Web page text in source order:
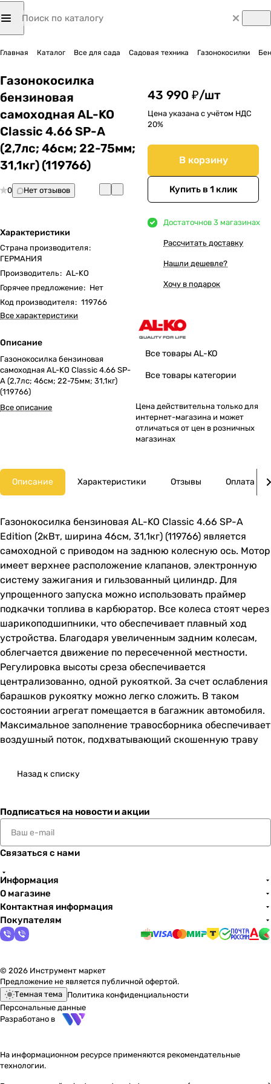
Главная Каталог Все для сада Садовая техника Газонокосилки
Газонокосилка
бензиновая
самоходная AL-KO
Classic 4.66 SP-A
(2,7лс; 46cм; 22-75мм;
31,1кг) (119766)
0 Нет отзывов
Характеристики
Страна производителя:
ГЕРМАНИЯ
Производитель: AL-KO
Горячее предложение: Нет
Код производителя: 119766
Все характеристики
Описание
Газонокосилка бензиновая
самоходная AL-KO Classic 4.66 SP-
A (2,7лс; 46cм; 22-75мм; 31,1кг)
(119766)
Все описание
43 990 ₽/шт
Цена указана с учётом НДС
20%
В корзину
Купить в 1 клик
Достаточнов 3 магазинах
Рассчитать доставку
Нашли дешевле?
Хочу в подарок
Все товары AL-KO
Все товары категории
Цена действительна только для
интернет-магазина и может
отличаться от цен в розничных
магазинах
Описание Характеристики Отзывы Оплата
Газонокосилка бензиновая AL-KO Classic 4.66 SP-A
Edition (2кВт, ширина 46см, 31,1кг) (119766) является
самоходной с приводом на заднюю колесную ось. Мотор
имеет верхнее расположение клапанов, электронную
систему зажигания и гильзованный цилиндр. Для
упрощенного запуска можно использовать праймер
подкачки топлива в карбюратор. Все колеса стоят через
шарикоподшипники, что обеспечивает плавный ход
устройства. Благодаря увеличенным задним колесам,
облегчается движение по пересеченной местности.
Регулировка высоты среза обеспечивается
централизованно, одной рукояткой. За счет ослабления
барашков рукоятку можно легко сложить. В таком
состоянии агрегат помещается в багажник автомобиля.
Максимальное заполнение травосборника обеспечивает
воздушный поток, подхватывающий скошенную траву
Назад к списку
Подписаться на новости и акции
Связаться с нами
Информация
О магазине
Контактная информация
Покупателям
© 2026 Инструмент маркет
Предложение не является публичной офертой.
Темная тема Политика конфиденциальности
Персональные данные
Разработано в
На информационном ресурсе применяются рекомендательные
технологии.